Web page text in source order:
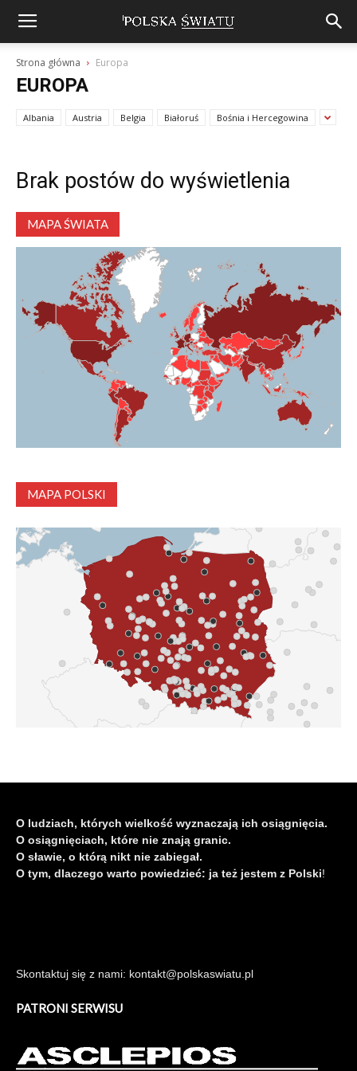
Strona główna Europa
EUROPA
Albania Austria Belgia Białoruś Bośnia i Hercegowina
Brak postów do wyświetlenia
MAPA ŚWIATA
MAPA POLSKI
O ludziach, których wielkość wyznaczają ich osiągnięcia.
O osiągnięciach, które nie znają granic.
O sławie, o którą nikt nie zabiegał.
O tym, dlaczego warto powiedzieć: ja też jestem z Polski!
Skontaktuj się z nami: kontakt@polskaswiatu.pl
PATRONI SERWISU